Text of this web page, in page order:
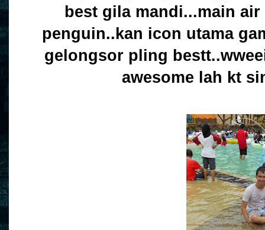
best gila mandi...main
penguin..kan icon utama
gelongsor pling
awesome lah kt